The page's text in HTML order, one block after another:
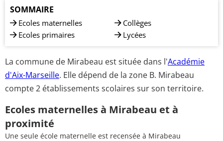
SOMMAIRE
Ecoles maternelles
Ecoles primaires
Collèges
Lycées
La commune de Mirabeau est située dans l'Académie
d'Aix-Marseille. Elle dépend de la zone B. Mirabeau
compte 2 établissements scolaires sur son territoire.
Ecoles maternelles à Mirabeau et à
proximité
Une seule école maternelle est recensée à Mirabeau